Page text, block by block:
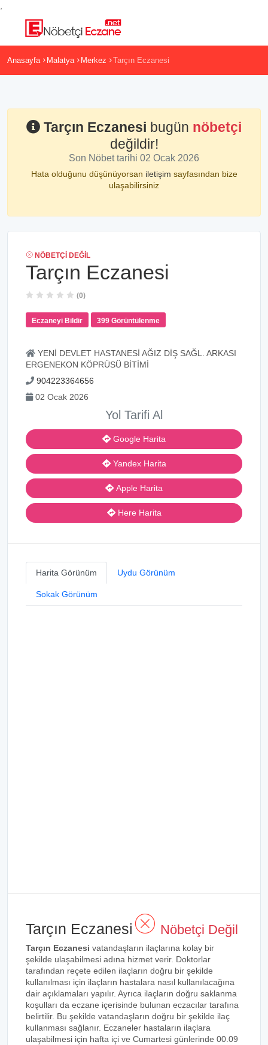
Anasayfa Malatya Merkez Tarçın Eczanesi
Tarçın Eczanesi bugün nöbetçi
değildir!
Son Nöbet tarihi 02 Ocak 2026
Hata olduğunu düşünüyorsan iletişim sayfasından bize
ulaşabilirsiniz
NÖBETÇI DEĞIL
Tarçın Eczanesi
(0)
Eczaneyi Bildir 399 Görüntülenme
YENİ DEVLET HASTANESİ AĞIZ DİŞ SAĞL. ARKASI
ERGENEKON KÖPRÜSÜ BİTİMİ
904223364656
02 Ocak 2026
Yol Tarifi Al
Google Harita
Yandex Harita
Apple Harita
Here Harita
Harita Görünüm Uydu Görünüm
Sokak Görünüm
Tarçın Eczanesi Nöbetçi Değil
Tarçın Eczanesi vatandaşların ilaçlarına kolay bir
şekilde ulaşabilmesi adına hizmet verir. Doktorlar
tarafından reçete edilen ilaçların doğru bir şekilde
kullanılması için ilaçların hastalara nasıl kullanılacağına
dair açıklamaları yapılır. Ayrıca ilaçların doğru saklanma
koşulları da eczane içerisinde bulunan eczacılar tarafına
belirtilir. Bu şekilde vatandaşların doğru bir şekilde ilaç
kullanması sağlanır. Eczaneler hastaların ilaçlara
ulaşabilmesi için hafta içi ve Cumartesi günlerinde 00.09